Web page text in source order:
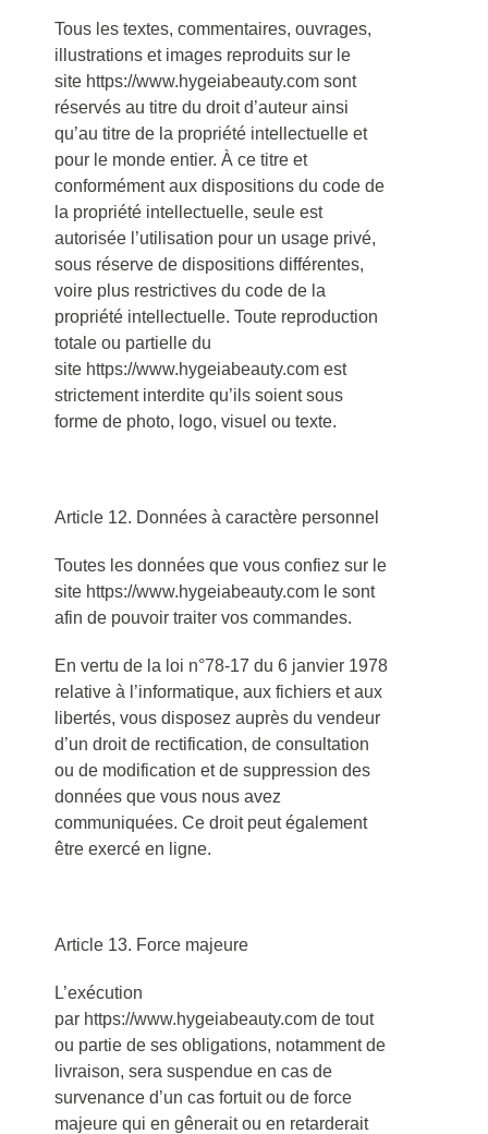
Tous les textes, commentaires, ouvrages,
illustrations et images reproduits sur le
site https://www.hygeiabeauty.com sont
réservés au titre du droit d’auteur ainsi
qu’au titre de la propriété intellectuelle et
pour le monde entier. À ce titre et
conformément aux dispositions du code de
la propriété intellectuelle, seule est
autorisée l’utilisation pour un usage privé,
sous réserve de dispositions différentes,
voire plus restrictives du code de la
propriété intellectuelle. Toute reproduction
totale ou partielle du
site https://www.hygeiabeauty.com est
strictement interdite qu’ils soient sous
forme de photo, logo, visuel ou texte.
Article 12. Données à caractère personnel
Toutes les données que vous confiez sur le
site https://www.hygeiabeauty.com le sont
afin de pouvoir traiter vos commandes.
En vertu de la loi n°78-17 du 6 janvier 1978
relative à l’informatique, aux fichiers et aux
libertés, vous disposez auprès du vendeur
d’un droit de rectification, de consultation
ou de modification et de suppression des
données que vous nous avez
communiquées. Ce droit peut également
être exercé en ligne.
Article 13. Force majeure
L’exécution
par https://www.hygeiabeauty.com de tout
ou partie de ses obligations, notamment de
livraison, sera suspendue en cas de
survenance d’un cas fortuit ou de force
majeure qui en gênerait ou en retarderait